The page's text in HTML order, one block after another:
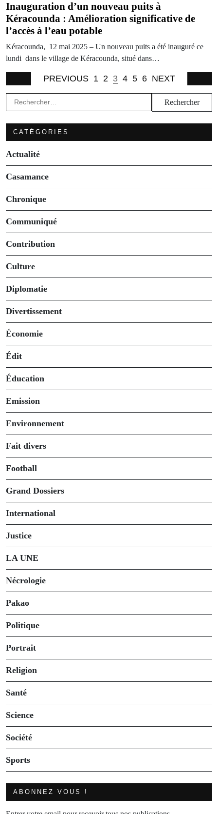
Inauguration d’un nouveau puits à
Kéracounda : Amélioration significative de
l’accès à l’eau potable
Kéracounda, 12 mai 2025 – Un nouveau puits a été inauguré ce
lundi dans le village de Kéracounda, situé dans…
PREVIOUS 1 2 3 4 5 6 NEXT
Rechercher :
CATÉGORIES
Actualité
Casamance
Chronique
Communiqué
Contribution
Culture
Diplomatie
Divertissement
Économie
Édit
Éducation
Emission
Environnement
Fait divers
Football
Grand Dossiers
International
Justice
LA UNE
Nécrologie
Pakao
Politique
Portrait
Religion
Santé
Science
Société
Sports
ABONNEZ VOUS !